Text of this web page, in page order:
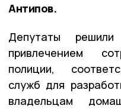
Антипов.
Депутаты
привлечением
полиции,
служб для
владельцам